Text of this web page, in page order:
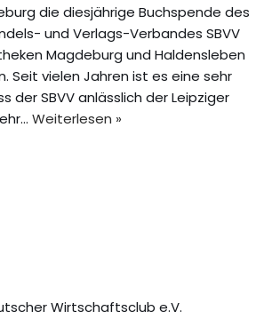
die diesjährige Buchspende des
und Verlags-Verbandes SBVV
Magdeburg und Haldensleben
Seit vielen Jahren ist es eine sehr
der SBVV anlässlich der Leipziger
Weiterlesen »
Wirtschaftsclub e.V.